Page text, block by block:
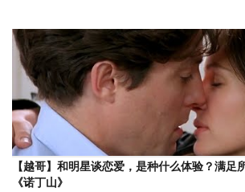
【越哥】和明星谈恋爱，是种什么体验？满足
《诺丁山》